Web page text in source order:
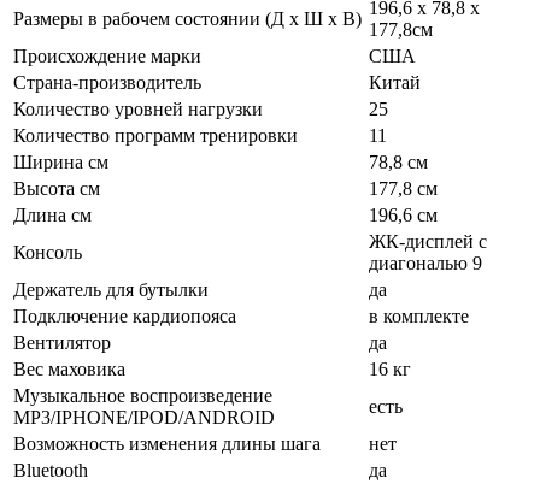
Размеры в рабочем состоянии (Д х Ш х В)
196,6 х 78,8 х
177,8см
Происхождение марки
США
Страна-производитель
Китай
Количество уровней нагрузки
25
Количество программ тренировки
11
Ширина см
78,8 см
Высота см
177,8 см
Длина см
196,6 см
Консоль
ЖК-дисплей с
диагональю 9
Держатель для бутылки
да
Подключение кардиопояса
в комплекте
Вентилятор
да
Вес маховика
16 кг
Музыкальное воспроизведение
MP3/IPHONE/IPOD/ANDROID
есть
Возможность изменения длины шага
нет
Bluetooth
да